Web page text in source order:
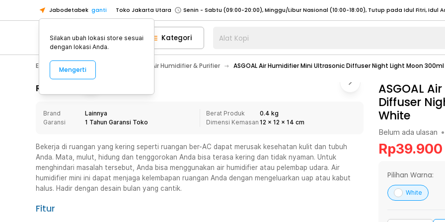
Jabodetabek ganti Toko Jakarta Utara
Toko Tangerang
Toko Cikupa
Pick n Go Jakarta Barat
Senin - Jumat (07:00 - 20:00), Sabtu - Minggu (08:00 - 20:00), Tutup pada Idul Fitri
Pick n Go Bekasi
Senin - Jumat (08:00 - 20:00), Sabtu - Minggu/ Libur Nasional (08:00 - 17:00) Selengkapnya
Senin - Jumat (08:00 - 20:00), Sabtu - Minggu/ Libur Nasional (08:00 - 17:00) Selengkapnya
Senin - Sabtu (09:00-20:00), Minggu/Libur Nasional (12:00-20:00), Tutup pada Idul Fitri
Senin - Sabtu (09:00-20:00), Minggu/Libur Nasional (12:00-20:00), Tutup pada Idul Fitri
Toko Tangerang
Toko Cikupa
Pick n Go Jakarta Barat
Senin - Jumat (07:00 - 20:00), Sabtu - Minggu (08:00 - 20:00), Tutup pada Idul Fitri
Pick n Go Bekasi
Senin - Jumat (08:00 - 20:00), Sabtu - Minggu/ Libur Nasional (08:00 - 17:00) Selengkapnya
Kategori Alat Kopi
Electronic Pendingin Ruangan Air Humidifier & Purifier ASGOAL Air Humidifier Mini Ultrasonic Diffuser Night Light Moon
Rincian Produk
Brand
Lainnya
Garansi
1 Tahun Garansi Toko
Berat Produk
0.4 kg
Dimensi Kemasan 12 x 12 x 14 cm
Bekerja di ruangan yang kering seperti ruangan ber-AC dapat merusak kesehatan kulit dan tubuh
Anda. Mata, mulut, hidung dan tenggorokan Anda bisa terasa kering dan tidak nyaman. Untuk
menghindari masalah tersebut, Anda bisa menggunakan air humidifier atau pelembap udara. Air
humidifier mini ini dapat menjaga kelembapan ruangan Anda dengan mengeluarkan uap atau kabut
halus. Hadir dengan desain bulan yang cantik.
Fitur
ASGOAL
Diffuser
White
Belum ada ulasan •
Rp39.900
Pilihan Warna:
White
Silakan ubah lokasi store sesuai
dengan lokasi Anda.
Mengerti